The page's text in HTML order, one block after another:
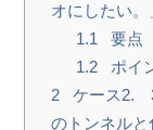
オにしたい。
1.1
要点
1.2
ポイ
2
ケース2.
のトンネルと